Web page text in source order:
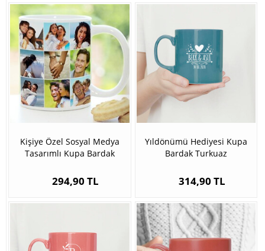
Kişiye Özel Sosyal Medya
Tasarımlı Kupa Bardak
294,90 TL
Yıldönümü Hediyesi Kupa
Bardak Turkuaz
314,90 TL